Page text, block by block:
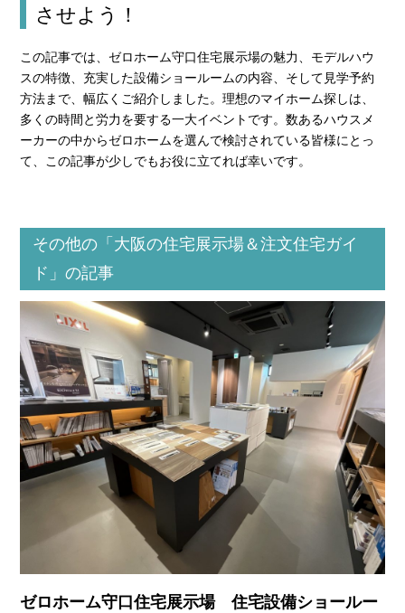
させよう！
この記事では、ゼロホーム守口住宅展示場の魅力、モデルハウ
スの特徴、充実した設備ショールームの内容、そして見学予約
方法まで、幅広くご紹介しました。理想のマイホーム探しは、
多くの時間と労力を要する一大イベントです。数あるハウスメ
ーカーの中からゼロホームを選んで検討されている皆様にとっ
て、この記事が少しでもお役に立てれば幸いです。
その他の「大阪の住宅展示場＆注文住宅ガイ
ド」の記事
ゼロホーム守口住宅展示場 住宅設備ショールー